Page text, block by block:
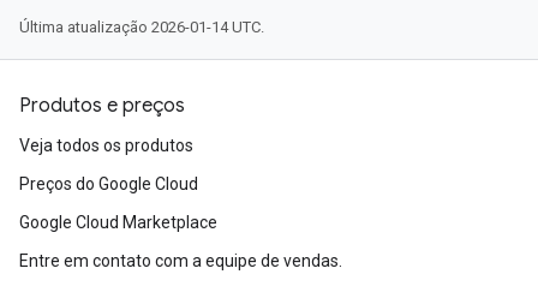
Última atualização 2026-01-14 UTC.
Produtos e preços
Veja todos os produtos
Preços do Google Cloud
Google Cloud Marketplace
Entre em contato com a equipe de vendas.